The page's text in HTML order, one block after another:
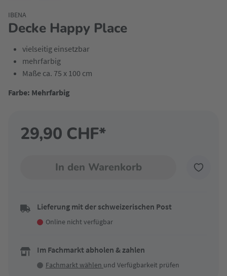
Decke Happy Place
IBENA
vielseitig einsetzbar
mehrfarbig
Maße ca. 75 x 100 cm
Farbe: Mehrfarbig
29,90 CHF*
In den Warenkorb
Lieferung mit der schweizerischen Post
Online nicht verfügbar
Im Fachmarkt abholen & zahlen
Fachmarkt wählen und Verfügbarkeit prüfen